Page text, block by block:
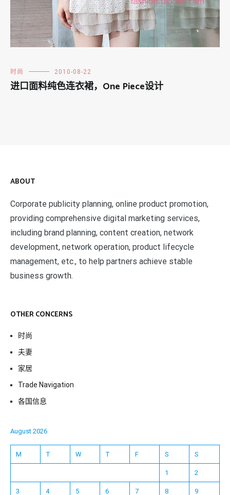
时尚 2010-08-22
进口面料纯色连衣裙，One Piece设计
ABOUT
Corporate publicity planning, online product promotion,
providing comprehensive digital marketing services,
including brand planning, content creation, network
development, network operation, product lifecycle
management, etc., to help partners achieve stable
business growth.
OTHER CONCERNS
时尚
夫妻
家居
Trade Navigation
各国信息
August 2026
M T W T F S S
1 2
3 4 5 6 7 8 9